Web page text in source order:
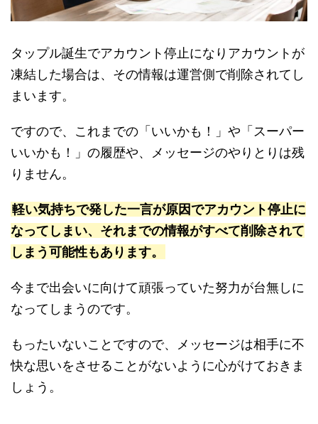
タップル誕生でアカウント停止になりアカウントが
凍結した場合は、その情報は運営側で削除されてし
まいます。
ですので、これまでの「いいかも！」や「スーパー
いいかも！」の履歴や、メッセージのやりとりは残
りません。
軽い気持ちで発した一言が原因でアカウント停止に
なってしまい、それまでの情報がすべて削除されて
しまう可能性もあります。
今まで出会いに向けて頑張っていた努力が台無しに
なってしまうのです。
もったいないことですので、メッセージは相手に不
快な思いをさせることがないように心がけておきま
しょう。